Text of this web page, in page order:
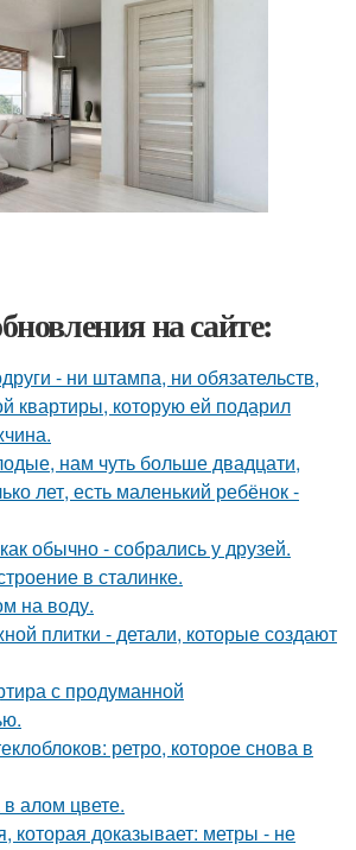
на сайте:
- ни штампа, ни обязательств,
квартиры, которую ей подарил
нам чуть больше двадцати,
лет, есть маленький ребёнок -
обычно - собрались у друзей.
в сталинке.
на воду.
плитки - детали, которые создают
с продуманной
ретро, которое снова в
алом цвете.
которая доказывает: метры - не